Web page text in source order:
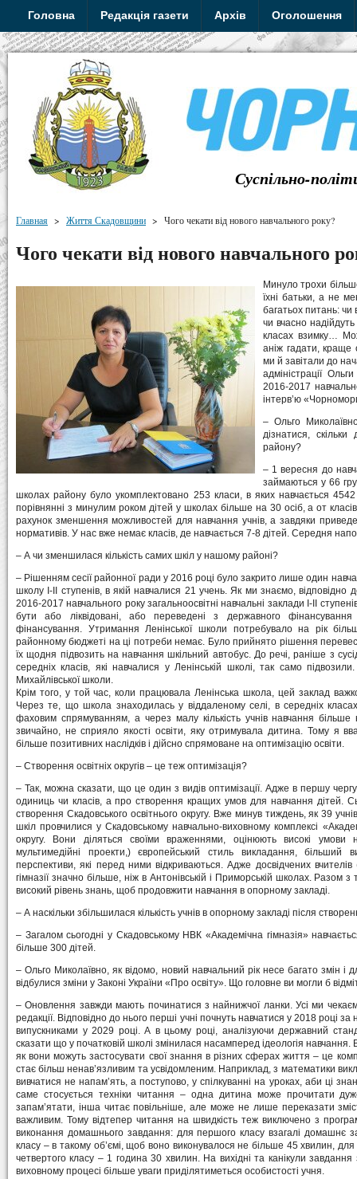
Головна Редакція газети Архів Оголошення
Суспільно-
Главная > Життя Скадовщини > Чого чекати від нового навчального року?
Чого чекати від нового навчального
Минуло трохи
їхні батьки, а не
багатьох питань:
чи вчасно
класах взимку…
аніж гадати,
ми й завітали до
адміністрації
2016-2017
інтерв’ю
– Ольго
дізнатися,
району?
– 1 вересня до
займаються у 66
школах району було укомплектовано 253 класи, в яких навчається
порівнянні з минулим роком дітей у школах більше на 30 осіб, а от
рахунок зменшення можливостей для навчання учнів, а завдяки
нормативів. У нас вже немає класів, де навчається 7-8 дітей. Середня
– А чи зменшилася кількість самих шкіл у нашому районі?
– Рішенням сесії районної ради у 2016 році було закрито лише один
школу І-ІІ ступенів, в якій навчалися 21 учень. Як ми знаємо, відповідно
2016-2017 навчального року загальноосвітні навчальні заклади І-ІІ
бути або ліквідовані, або переведені з державного
фінансування. Утримання Ленінської школи потребувало на рік
районному бюджеті на ці потреби немає. Було прийнято рішення
їх щодня підвозить на навчання шкільний автобус. До речі, раніше з
середніх класів, які навчалися у Ленінській школі, так само
Михайлівської школи.
Крім того, у той час, коли працювала Ленінська школа, цей заклад
Через те, що школа знаходилась у віддаленому селі, в середніх
фаховим спрямуванням, а через малу кількість учнів навчання
звичайно, не сприяло якості освіти, яку отримувала дитина. Тому я
більше позитивних наслідків і дійсно спрямоване на оптимізацію освіти.
– Створення освітніх округів – це теж оптимізація?
– Так, можна сказати, що це один з видів оптимізації. Адже в першу
одиниць чи класів, а про створення кращих умов для навчання дітей.
створення Скадовського освітнього округу. Вже минув тиждень, як 39
шкіл провчилися у Скадовському навчально-виховному комплексі
округу. Вони діляться своїми враженнями, оцінюють високі умови
мультимедійні проекти,) європейський стиль викладання, більший
перспективи, які перед ними відкриваються. Адже досвідчених вчителів
гімназії значно більше, ніж в Антонівській і Приморській школах. Разом
високий рівень знань, щоб продовжити навчання в опорному закладі.
– А наскільки збільшилася кількість учнів в опорному закладі після
– Загалом сьогодні у Скадовському НВК «Академічна гімназія»
більше 300 дітей.
– Ольго Миколаївно, як відомо, новий навчальний рік несе багато змін і
відбулися зміни у Законі України «Про освіту». Що головне ви могли б
– Оновлення завжди мають починатися з найнижчої ланки. Усі ми
редакції. Відповідно до нього перші учні почнуть навчатися у 2018 році
випускниками у 2029 році. А в цьому році, аналізуючи державний
сказати що у початковій школі змінилася насамперед ідеологія
як вони можуть застосувати свої знання в різних сферах життя – це
стає більш ненав’язливим та усвідомленим. Наприклад, з математики
вивчатися не напам’ять, а поступово, у спілкуванні на уроках, аби ці
саме стосується техніки читання – одна дитина може прочитати
запам’ятати, інша читає повільніше, але може не лише переказати
важливим. Тому відтепер читання на швидкість теж виключено з
виконання домашнього завдання: для першого класу взагалі домашнє
класу – в такому об’ємі, щоб воно виконувалося не більше 45 хвилин,
четвертого класу – 1 година 30 хвилин. На вихідні та канікули
виховному процесі більше уваги приділятиметься особистості учня.